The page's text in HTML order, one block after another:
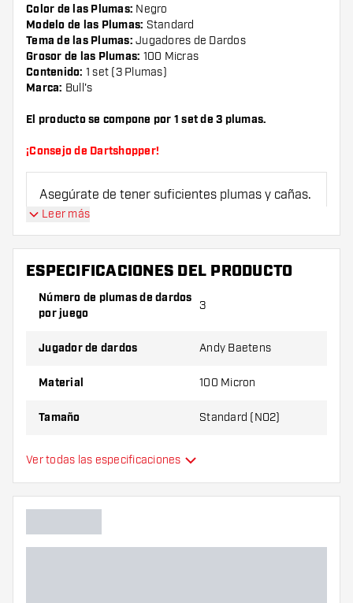
Color de las Plumas: Negro
Modelo de las Plumas: Standard
Tema de las Plumas: Jugadores de Dardos
Grosor de las Plumas: 100 Micras
Contenido: 1 set (3 Plumas)
Marca: Bull's
El producto se compone por 1 set de 3 plumas.
¡Consejo de Dartshopper!
Asegúrate de tener suficientes plumas y cañas.
Estas pueden dañarse o romperse con el uso.
diferente de plumas para descubrir qué
variante es mejor para ti.
Leer más
ESPECIFICACIONES DEL PRODUCTO
Número de plumas de dardos
por juego
3
Jugador de dardos Andy Baetens
Material 100 Micron
Tamaño Standard (NO2)
Tipo
Flexibilidad
Ver todas las especificaciones